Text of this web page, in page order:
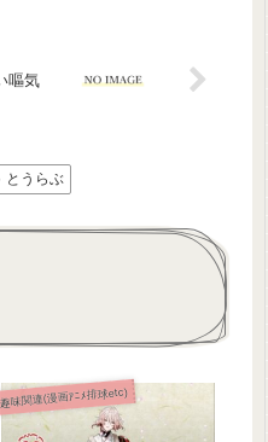
嘔気
とうらぶ
趣味関連(漫画ｱﾆﾒ排球etc)